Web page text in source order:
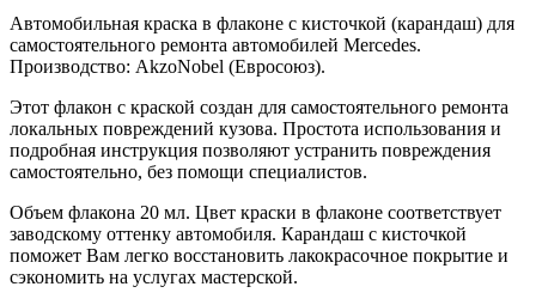
Автомобильная краска в флаконе с кисточкой (карандаш) для
самостоятельного ремонта автомобилей Mercedes.
Производство: AkzoNobel (Евросоюз).
Этот флакон с краской создан для самостоятельного ремонта
локальных повреждений кузова. Простота использования и
подробная инструкция позволяют устранить повреждения
самостоятельно, без помощи специалистов.
Объем флакона 20 мл. Цвет краски в флаконе соответствует
заводскому оттенку автомобиля. Карандаш с кисточкой
поможет Вам легко восстановить лакокрасочное покрытие и
сэкономить на услугах мастерской.